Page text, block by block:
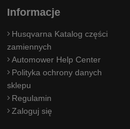
Informacje
Husqvarna Katalog części
zamiennych
Automower Help Center
Polityka ochrony danych
sklepu
Regulamin
Zaloguj się